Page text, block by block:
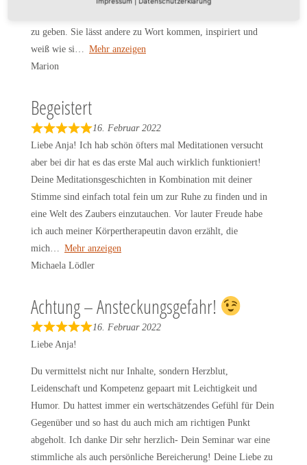
o
u
5
zu geben. Sie lässt andere zu Wort kommen, inspiriert und
weiß wie si
Mehr anzeigen
Marion
Begeistert
R
u
f
5
16. Februar 2022
Liebe Anja! Ich hab schön öfters mal Meditationen versucht
aber bei dir hat es das erste Mal auch wirklich funktioniert!
Deine Meditationsgeschichten in Kombination mit deiner
Stimme sind einfach total fein um zur Ruhe zu finden und in
eine Welt des Zaubers einzutauchen. Vor lauter Freude habe
ich auch meiner Körpertherapeutin davon erzählt, die
mich
Mehr anzeigen
Michaela Lödler
Achtung – Ansteckungsgefahr!
R
t
e
d
5
o
u
16. Februar 2022
Liebe Anja!
Du vermittelst nicht nur Inhalte, sondern Herzblut,
Leidenschaft und Kompetenz gepaart mit Leichtigkeit und
Humor. Du hattest immer ein wertschätzendes Gefühl für Dein
Gegenüber und so hast du auch mich am richtigen Punkt
abgeholt. Ich danke Dir sehr herzlich- Dein Seminar war eine
stimmliche als auch persönliche Bereicherung! Deine Liebe zu